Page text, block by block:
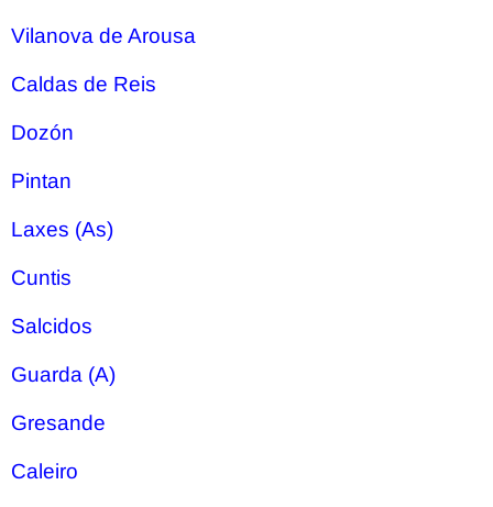
Vilanova de Arousa
Caldas de Reis
Dozón
Pintan
Laxes (As)
Cuntis
Salcidos
Guarda (A)
Gresande
Caleiro